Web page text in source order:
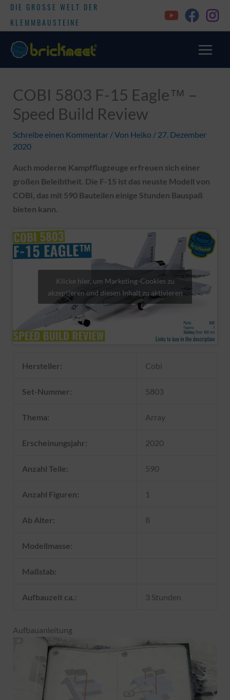
DIE GROSSE WELT DER
KLEMMBAUSTEINE
COBI 5803 F-15 Eagle™ –
Speed Build Review
Schreibe einen Kommentar / Von Heiko / 27. Dezember
2020
Auch moderne Kampfflugzeuge erfreuen sich einer
großen Beleibtheit. Die F-15 ist das neuste Modell von
COBI, das mit 590 Bauteilen einige Stunden Bauspaß
bieten kann.
Klicke hier, um Marketing-Cookies zu
akzeptieren und diesen Inhalt zu aktivieren
Hersteller: Cobi
Set-Nummer: 5803
Thema: Array
Erscheinungsjahr: 2020
Anzahl Teile: 590
Anzahl Figuren: 1
Ab Alter: 8
Modellmasse:
Maßstab:
Aufbauzeit ca.: 3 Stunden
Aufbauanleitung